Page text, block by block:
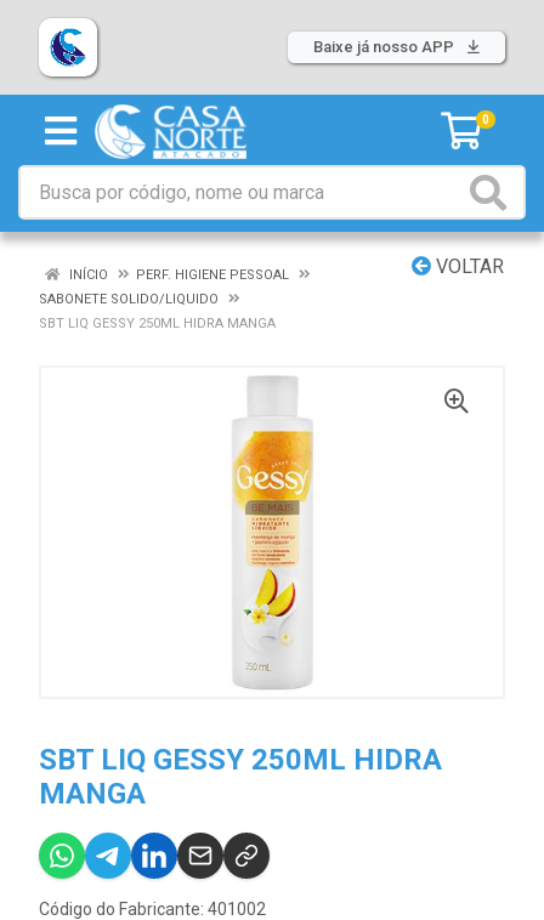
Baixe já nosso APP
0
VOLTAR
INÍCIO
PERF. HIGIENE PESSOAL
SABONETE SOLIDO/LIQUIDO
SBT LIQ GESSY 250ML HIDRA MANGA
SBT LIQ GESSY 250ML HIDRA
MANGA
Código do Fabricante: 401002